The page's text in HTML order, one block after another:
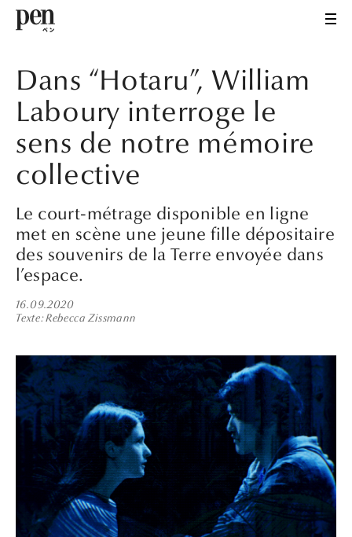
Dans “Hotaru”, William
Laboury interroge le
sens de notre mémoire
collective
Le court-métrage disponible en ligne
met en scène une jeune fille dépositaire
des souvenirs de la Terre envoyée dans
l’espace.
16.09.2020
Texte Rebecca Zissmann